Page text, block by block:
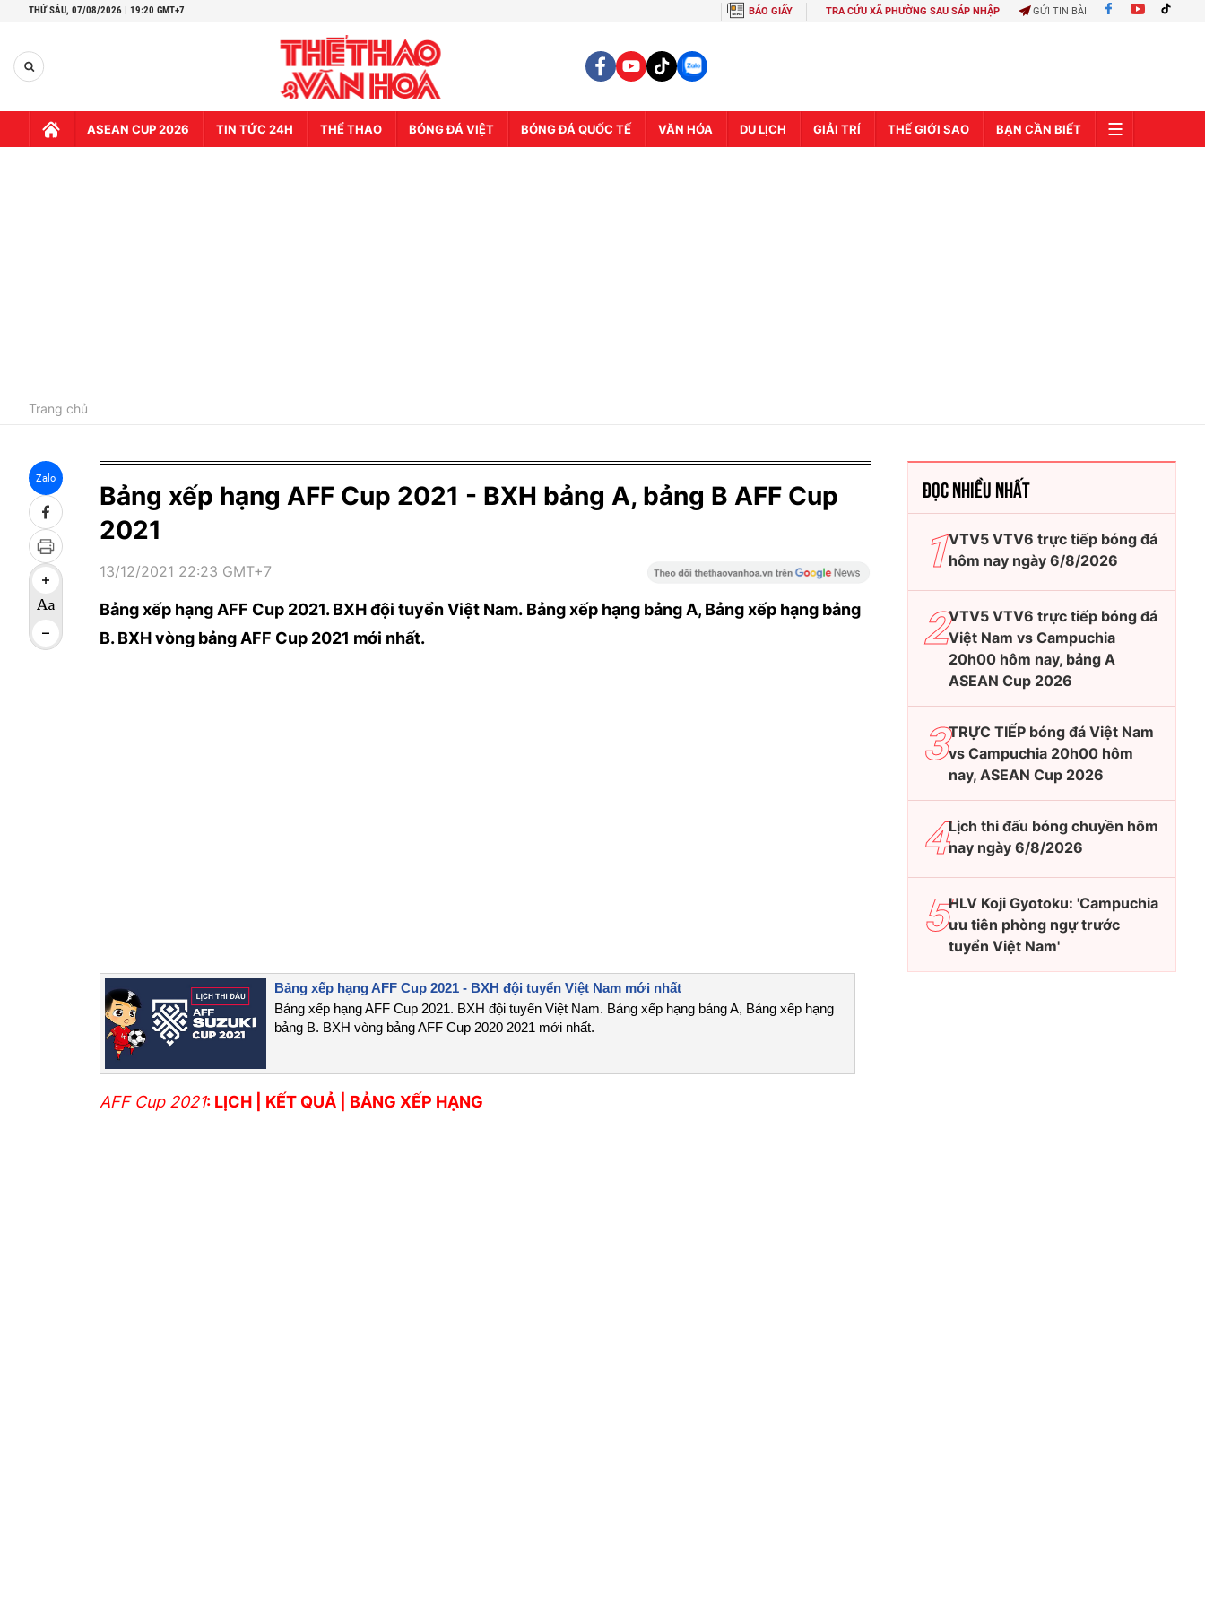
THỨ SÁU, 07/08/2026 | 19:20 GMT+7 BÁO GIẤY TRA CỨU XÃ PHƯỜNG SAU SÁP NHẬP GỬI TIN BÀI
ASEAN CUP 2026 TIN TỨC 24H THỂ THAO BÓNG ĐÁ VIỆT BÓNG ĐÁ QUỐC TẾ VĂN HÓA DU LỊCH GIẢI TRÍ THẾ GIỚI SAO BẠN CẦN BIẾT
Trang chủ
Zalo
Bảng xếp hạng AFF Cup 2021 - BXH bảng A, bảng B AFF Cup
2021
13/12/2021 22:23 GMT+7
Bảng xếp hạng AFF Cup 2021. BXH đội tuyển Việt Nam. Bảng xếp hạng bảng A, Bảng xếp hạng bảng
B. BXH vòng bảng AFF Cup 2021 mới nhất.
Bảng xếp hạng AFF Cup 2021 - BXH đội tuyển Việt Nam mới nhất
Bảng xếp hạng AFF Cup 2021. BXH đội tuyển Việt Nam. Bảng xếp hạng bảng A, Bảng xếp hạng
bảng B. BXH vòng bảng AFF Cup 2020 2021 mới nhất.
AFF Cup 2021: LỊCH KẾT QUẢ BẢNG XẾP HẠNG
ĐỌC NHIỀU NHẤT
VTV5 VTV6 trực tiếp bóng đá
hôm nay ngày 6/8/2026
VTV5 VTV6 trực tiếp bóng đá
Việt Nam vs Campuchia
20h00 hôm nay, bảng A
ASEAN Cup 2026
TRỰC TIẾP bóng đá Việt Nam
vs Campuchia 20h00 hôm
nay, ASEAN Cup 2026
Lịch thi đấu bóng chuyền hôm
nay ngày 6/8/2026
HLV Koji Gyotoku: 'Campuchia
ưu tiên phòng ngự trước
tuyển Việt Nam'